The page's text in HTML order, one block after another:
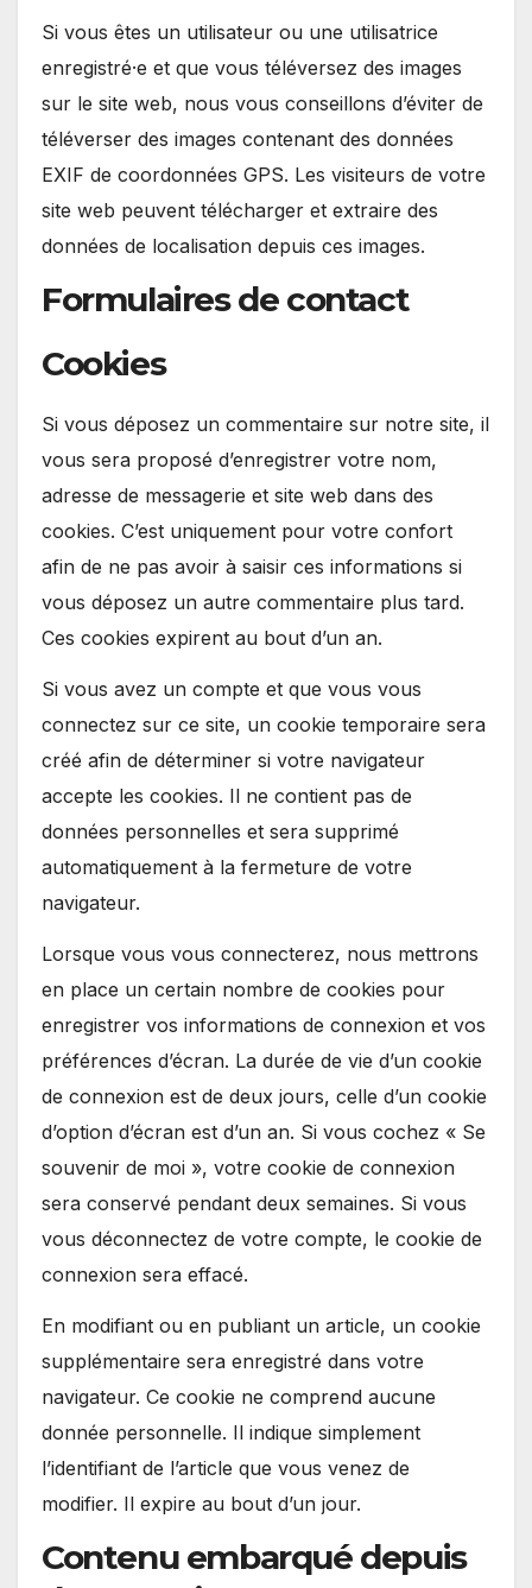
Si vous êtes un utilisateur ou une utilisatrice
enregistré·e et que vous téléversez des images
sur le site web, nous vous conseillons d’éviter de
téléverser des images contenant des données
EXIF de coordonnées GPS. Les visiteurs de votre
site web peuvent télécharger et extraire des
données de localisation depuis ces images.
Formulaires de contact
Cookies
Si vous déposez un commentaire sur notre site, il
vous sera proposé d’enregistrer votre nom,
adresse de messagerie et site web dans des
cookies. C’est uniquement pour votre confort
afin de ne pas avoir à saisir ces informations si
vous déposez un autre commentaire plus tard.
Ces cookies expirent au bout d’un an.
Si vous avez un compte et que vous vous
connectez sur ce site, un cookie temporaire sera
créé afin de déterminer si votre navigateur
accepte les cookies. Il ne contient pas de
données personnelles et sera supprimé
automatiquement à la fermeture de votre
navigateur.
Lorsque vous vous connecterez, nous mettrons
en place un certain nombre de cookies pour
enregistrer vos informations de connexion et vos
préférences d’écran. La durée de vie d’un cookie
de connexion est de deux jours, celle d’un cookie
d’option d’écran est d’un an. Si vous cochez « Se
souvenir de moi », votre cookie de connexion
sera conservé pendant deux semaines. Si vous
vous déconnectez de votre compte, le cookie de
connexion sera effacé.
En modifiant ou en publiant un article, un cookie
supplémentaire sera enregistré dans votre
navigateur. Ce cookie ne comprend aucune
donnée personnelle. Il indique simplement
l’identifiant de l’article que vous venez de
modifier. Il expire au bout d’un jour.
Contenu embarqué depuis